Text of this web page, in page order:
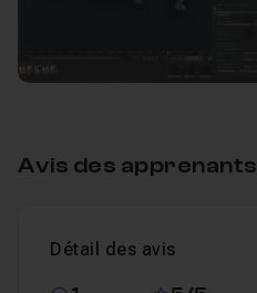
Avis des apprenants
Détail des avis